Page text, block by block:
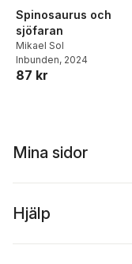
Spinosaurus och
sjöfaran
Mikael Sol
Inbunden, 2024
87 kr
Mina sidor
Hjälp